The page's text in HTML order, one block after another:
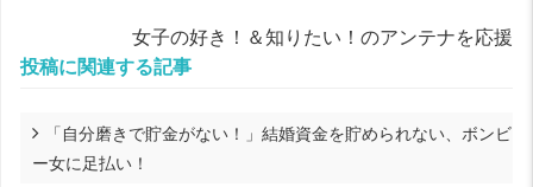
女子の好き！＆知りたい！のアンテナを応援
投稿に関連する記事
「自分磨きで貯金がない！」結婚資金を貯められない、ボンビ
ー女に足払い！